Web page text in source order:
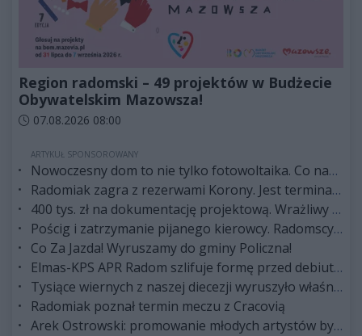
Region radomski – 49 projektów w Budżecie
Obywatelskim Mazowsza!
Data dodania artykułu:
07.08.2026 08:00
ARTYKUŁ SPONSOROWANY
Nowoczesny dom to nie tylko fotowoltaika. Co naprawdę decyduje o niskich rachunkach?
Radomiak zagra z rezerwami Korony. Jest terminarz I rundy Pucharu Polski
400 tys. zł na dokumentację projektową. Wrażliwy punkt na mazowieckich drogach zmieni oblicze
Pościg i zatrzymanie pijanego kierowcy. Radomscy policjanci po służbie znów pokazali klasę
Co Za Jazda! Wyruszamy do gminy Policzna!
Elmas-KPS APR Radom szlifuje formę przed debiutem w Orlen Superlidze Kobiet
Tysiące wiernych z naszej diecezji wyruszyło właśnie na Jasną Górę!
Radomiak poznał termin meczu z Cracovią
Arek Ostrowski: promowanie młodych artystów było od początku jedną z najważniejszych idei Radom Music Camp